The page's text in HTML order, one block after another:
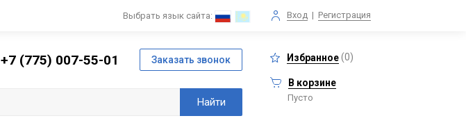
Вход | Регистрация
Выбрать язык сайта:
+7 (775) 007-55-01 Избранное(0)
В корзине
Пусто